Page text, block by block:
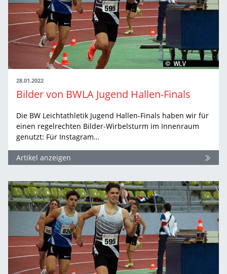
28.01.2022
Bilder von BWLA Jugend Hallen-Finals
Die BW Leichtathletik Jugend Hallen-Finals haben wir für
einen regelrechten Bilder-Wirbelsturm im Innenraum
genutzt: Für Instagram…
Artikel anzeigen